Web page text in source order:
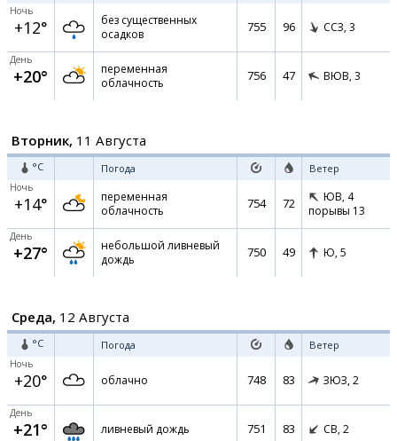
Ночь
+12°
без существенных
осадков
755 96 ССЗ, 3
День
+20°
переменная
облачность
756 47 ВЮВ, 3
Вторник, 11 Августа
°C Погода Ветер
Ночь
+14°
переменная
облачность
754 72 ЮВ, 4
порывы 13
День
+27°
небольшой ливневый
дождь
750 49 Ю, 5
Среда, 12 Августа
°C Погода Ветер
Ночь
+20° облачно 748 83 ЗЮЗ, 2
День
+21° ливневый дождь 751 83 СВ, 2